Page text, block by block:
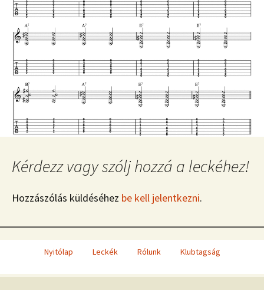
Kérdezz vagy szólj hozzá a leckéhez!
Hozzászólás küldéséhez be kell jelentkezni.
Nyitólap Leckék Rólunk Klubtagság